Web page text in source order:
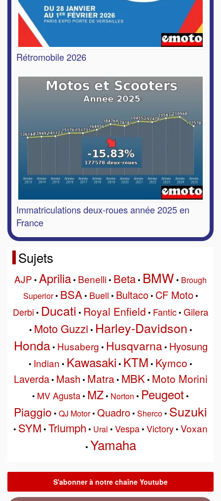
Rétromobile 2026
Immatriculations deux-roues année 2025 en
France
Sujets
AJP • Aprilia• Benelli• Beta• BMW • Brough
Superior• BSA• Buell • Bultaco• CF Moto•
Derbi • Ducati • Royal Enfield • Fantic• Gilera
• Moto Guzzi • Harley-Davidson •
Honda• Husaberg • Husqvarna• Hyosung
• Indian • Kawasaki • KTM • Kymco •
Laverda• Mash • Matra• MBK• Moto Morini
• MV Agusta• MZ• Norton • Peugeot •
Piaggio • QJ Motor• Quadro• Sherco• Suzuki
• SYM • Triumph • Ural • Vespa• Victory• Voxan
• Yamaha